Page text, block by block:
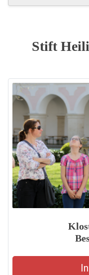
Stift